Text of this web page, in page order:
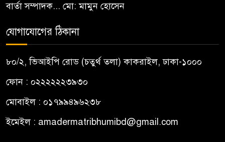
বার্তা সম্পাদক... মো: মামুন হোসেন
যোগাযোগের ঠিকানা
৮০/২, ভিআইপি রোড (চতুর্থ তলা) কাকরাইল, ঢাকা-১০০০
ফোন : ০২২২২২২৩৯৩০
মোবাইল : ০১৭৯৯৪৯৬২৩৮
ইমেইল : amadermatribhumibd@gmail.com